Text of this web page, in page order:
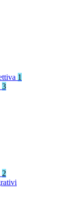
1
3
2